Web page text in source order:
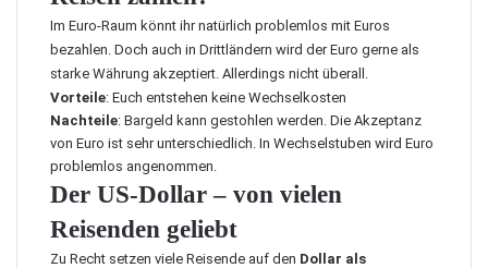
Im Euro-Raum könnt ihr natürlich problemlos mit Euros
bezahlen. Doch auch in Drittländern wird der Euro gerne als
starke Währung akzeptiert. Allerdings nicht überall.
Vorteile: Euch entstehen keine Wechselkosten
Nachteile: Bargeld kann gestohlen werden. Die Akzeptanz
von Euro ist sehr unterschiedlich. In Wechselstuben wird Euro
problemlos angenommen.
Der US-Dollar – von vielen
Reisenden geliebt
Zu Recht setzen viele Reisende auf den Dollar als